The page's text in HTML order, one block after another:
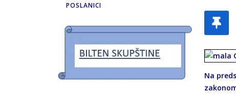
POSLANICI
Na